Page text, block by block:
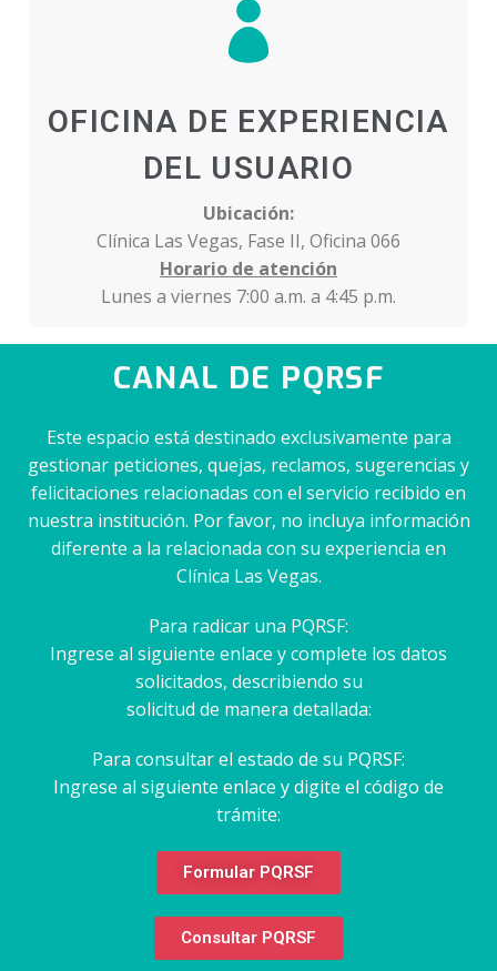
OFICINA DE EXPERIENCIA
DEL USUARIO
Ubicación:
Clínica Las Vegas, Fase II, Oficina 066
Horario de atención
Lunes a viernes 7:00 a.m. a 4:45 p.m.
CANAL DE PQRSF
Este espacio está destinado exclusivamente para
gestionar peticiones, quejas, reclamos, sugerencias y
felicitaciones relacionadas con el servicio recibido en
nuestra institución. Por favor, no incluya información
diferente a la relacionada con su experiencia en
Clínica Las Vegas.
Para radicar una PQRSF:
Ingrese al siguiente enlace y complete los datos
solicitados, describiendo su
solicitud de manera detallada:
Para consultar el estado de su PQRSF:
Ingrese al siguiente enlace y digite el código de
trámite:
Formular PQRSF
Consultar PQRSF